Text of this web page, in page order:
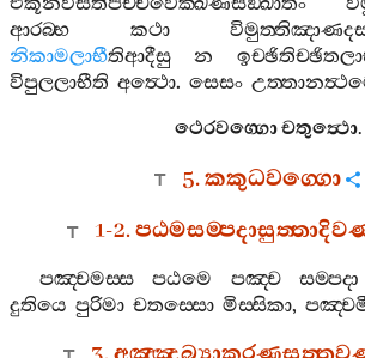
ආරබ‍්භ
කථා
නිකාමලාභීතිආදීසු න
විපුලලාභීති අත්‍ථො. සෙසං
ථෙරවග‍්ගොචතුත්‍ථො.
5.කකුධවග‍්ගො
1-2.
පඤ‍්චමස‍්ස පඨමෙ පඤ‍්ච සම‍්පදා
දුතියෙ පුරිමා චතස‍්සො මිස‍්සිකා,